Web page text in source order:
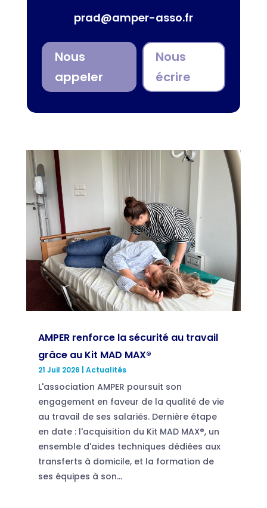
prad@amper-asso.fr
Nous
appeler
Nous
écrire
AMPER renforce la sécurité au travail
grâce au Kit MAD MAX®
21 Juil 2026 Actualités
L'association AMPER poursuit son
engagement en faveur de la qualité de vie
au travail de ses salariés. Dernière étape
en date : l'acquisition du Kit MAD MAX®, un
ensemble d'aides techniques dédiées aux
transferts à domicile, et la formation de
ses équipes à son...